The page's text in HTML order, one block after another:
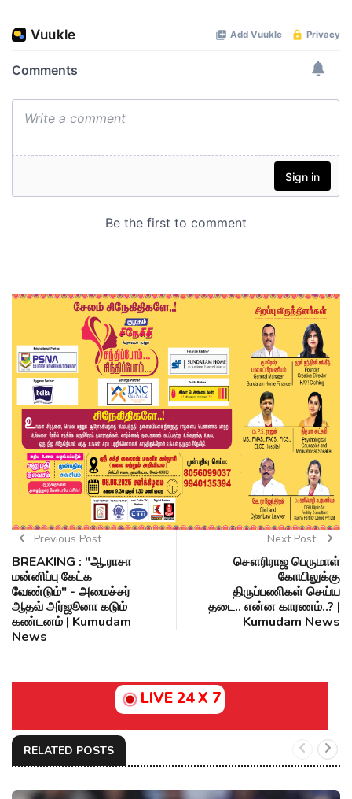
Previous Post
BREAKING : "ஆ.ராசா
மன்னிப்பு கேட்க
வேண்டும்" - அமைச்சர்
ஆதவ் அர்ஜூனா கடும்
கண்டனம் | Kumudam
News
Next Post
சௌரிராஜ பெருமாள்
கோயிலுக்கு
திருப்பணிகள் செய்ய
தடை.. என்ன காரணம்..? |
Kumudam News
LIVE 24 X 7
RELATED POSTS